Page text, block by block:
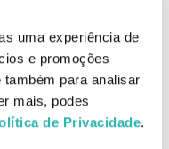
uma experiência de
e promoções
para analisar
mais, podes
de Privacidade.